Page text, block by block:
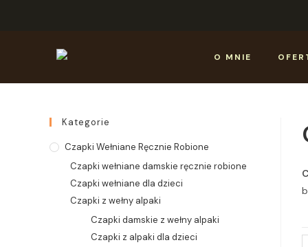
O MNIE
Kategorie
Czapki Wełniane Ręcznie Robione
Czapki wełniane damskie ręcznie robione
Czapki wełniane dla dzieci
Czapki z wełny alpaki
Czapki damskie z wełny alpaki
Czapki z alpaki dla dzieci